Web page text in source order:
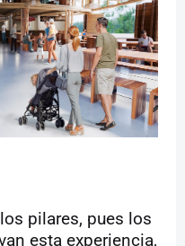
pilares, pues los
esta experiencia,